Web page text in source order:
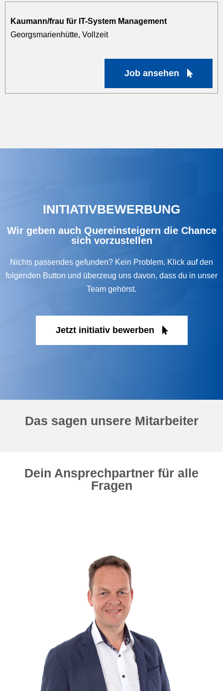
Kaumann/frau für IT-System Management
Georgsmarienhütte, Vollzeit
Job ansehen
INITIATIVBEWERBUNG
Wir geben auch Quereinsteigern die Chance
sich vorzustellen
Nichts passendes gefunden? Kein Problem. Klick auf den
folgenden Button und überzeug uns davon, dass du in unser
Team gehörst.
Jetzt initiativ bewerben
Das sagen unsere Mitarbeiter
Dein Ansprechpartner für alle
Fragen